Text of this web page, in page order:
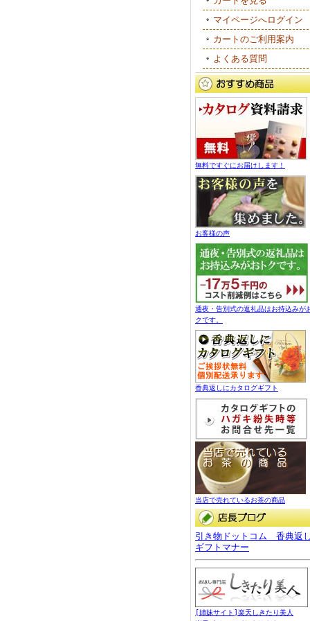
マイページへログイン
カートのご利用案内
よくある質問
無料ですぐにお届けします！
お客様の声
通夜・告別式の返礼品はお持込みが
クです。
香典返しにカタログギフト
当店で売れているお茶の商品
引き物ドットコム 香典返
ギフトマナー
[姉妹サイト]楽天しきたり美人